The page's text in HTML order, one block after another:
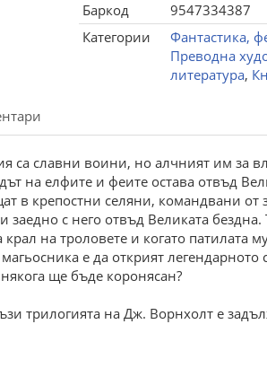
Баркод
9547334387
Категории
Фантастика,
Преводна
литература,
са славни воини, но алчният им за
на елфите и феите остава отвъд
в крепостни селяни, командвани от
заедно с него отвъд Великата
крал на троловете и когато
е да открият
ще бъде коронясан?
трилогията на Дж. Ворнхолт е